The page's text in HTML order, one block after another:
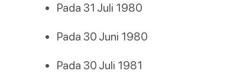
Pada 31 Juli 1980
Pada 30 Juni 1980
Pada 30 Juli 1981